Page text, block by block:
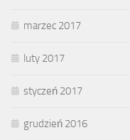
marzec 2017
luty 2017
styczeń 2017
grudzień 2016